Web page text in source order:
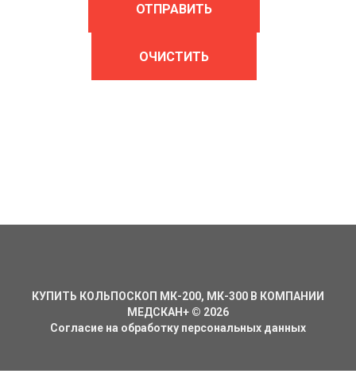
ОТПРАВИТЬ
ОЧИСТИТЬ
КУПИТЬ КОЛЬПОСКОП МК-200, МК-300 В КОМПАНИИ
МЕДСКАН+ © 2026
Согласие на обработку персональных данных